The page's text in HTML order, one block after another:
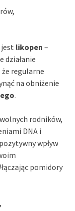
likopen –
działanie
regularne
na obniżenie
.
rodników,
DNA i
wpływ
pomidory